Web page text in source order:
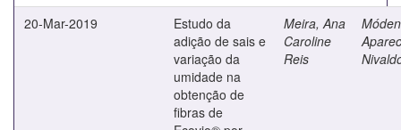
20-Mar-2019
Estudo da
adição de sais e
variação da
umidade na
obtenção de
fibras de
Meira, Ana
Caroline
Reis